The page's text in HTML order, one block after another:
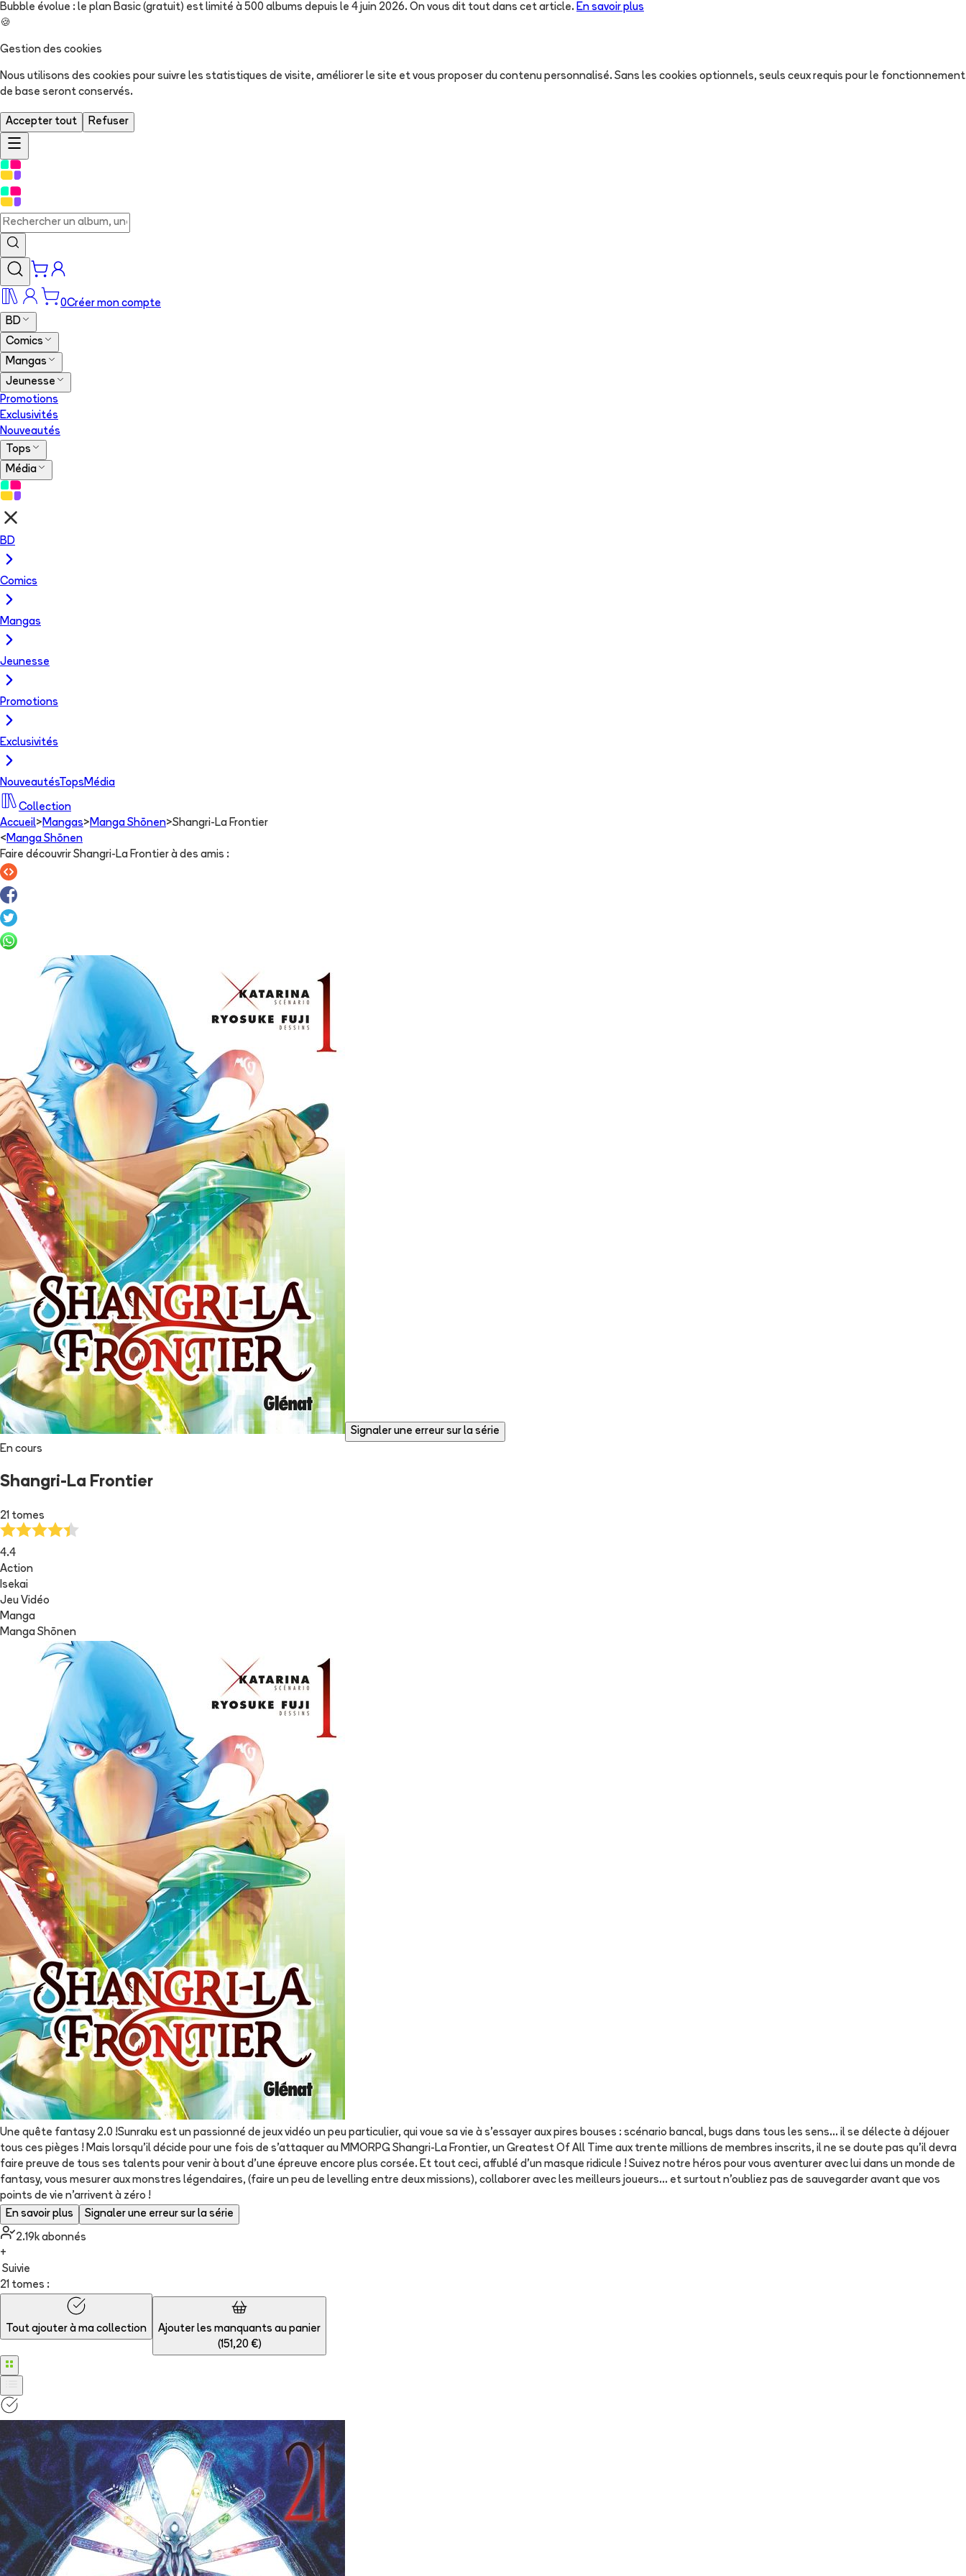
Bubble évolue : le plan Basic (gratuit) est limité à 500 albums depuis le 4 juin 2026. On vous dit tout dans cet article. En savoir plus
🍪
Gestion des cookies
Nous utilisons des cookies pour suivre les statistiques de visite, améliorer le site et vous proposer du contenu personnalisé. Sans les cookies optionnels, seuls ceux requis pour le fonctionnement
de base seront conservés.
Accepter tout Refuser
0Créer mon compte
BD
Comics
Mangas
Jeunesse
Promotions
Exclusivités
Nouveautés
Tops
Média
BD
Comics
Mangas
Jeunesse
Promotions
Exclusivités
NouveautésTops Média
Collection
Accueil> Mangas> Manga Shōnen>Shangri-La Frontier
< Manga Shōnen
Faire découvrir Shangri-La Frontier à des amis :
Signaler une erreur sur la série
En cours
Shangri-La Frontier
21 tomes
4.4
Action
Isekai
Jeu Vidéo
Manga
Manga Shōnen
Une quête fantasy 2.0 !Sunraku est un passionné de jeux vidéo un peu particulier, qui voue sa vie à s'essayer aux pires bouses : scénario bancal, bugs dans tous les sens... il se délecte à déjouer
tous ces pièges ! Mais lorsqu'il décide pour une fois de s'attaquer au MMORPG Shangri-La Frontier, un Greatest Of All Time aux trente millions de membres inscrits, il ne se doute pas qu'il devra
faire preuve de tous ses talents pour venir à bout d'une épreuve encore plus corsée. Et tout ceci, affublé d'un masque ridicule ! Suivez notre héros pour vous aventurer avec lui dans un monde de
fantasy, vous mesurer aux monstres légendaires, (faire un peu de levelling entre deux missions), collaborer avec les meilleurs joueurs... et surtout n'oubliez pas de sauvegarder avant que vos
points de vie n'arrivent à zéro !
En savoir plus
Signaler une erreur sur la série
2.19k abonnés
+
Suivie
21 tomes :
Tout ajouter à ma collection
Ajouter les manquants au panier
(151,20 €)